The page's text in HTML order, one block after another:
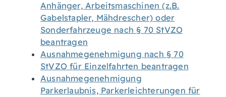
Anhänger, Arbeitsmaschinen (z.B.
Gabelstapler, Mähdrescher) oder
Sonderfahrzeuge nach § 70 StVZO
beantragen
Ausnahmegenehmigung nach § 70
StVZO für Einzelfahrten beantragen
Ausnahmegenehmigung
Parkerlaubnis, Parkerleichterungen für